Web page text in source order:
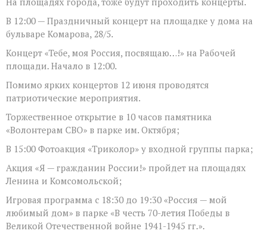
В 12:00 — Праздничный концерт на площадке у дома на
бульваре Комарова, 28/5.
Концерт «Тебе, моя Россия, посвящаю…!» на Рабочей
площади. Начало в 12:00.
Помимо ярких концертов 12 июня проводятся
патриотические мероприятия.
Торжественное открытие в 10 часов памятника
«Волонтерам СВО» в парке им. Октября;
В 15:00 Фотоакция «Триколор» у входной группы парка;
Акция «Я — гражданин России!» пройдет на площадях
Ленина и Комсомольской;
Игровая программа с 18:30 до 19:30 «Россия — мой
любимый дом» в парке «В честь 70-летия Победы в
Великой Отечественной войне 1941-1945 гг.».